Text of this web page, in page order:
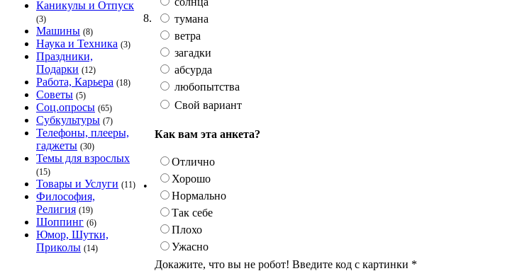
Каникулы и Отпуск
(3)
Машины (8)
Наука и Техника (3)
Праздники,
Подарки (12)
Работа, Карьера (18)
Советы (5)
Соц.опросы (65)
Субкультуры (7)
Телефоны, плееры,
гаджеты (30)
Темы для взрослых
(15)
Товары и Услуги (11)
Философия,
Религия (19)
Шоппинг (6)
Юмор, Шутки,
Приколы (14)
8.
тумана
ветра
загадки
абсурда
любопытства
Свой вариант
•
Как вам эта анкета?
Отлично
Хорошо
Нормально
Так себе
Плохо
Ужасно
Докажите, что вы не робот! Введите код с картинки *